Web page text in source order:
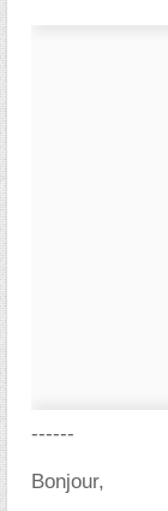
------
Bonjour,